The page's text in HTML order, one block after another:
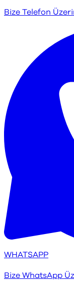
Bize Telefon
WHATSAPP
Bize WhatsApp